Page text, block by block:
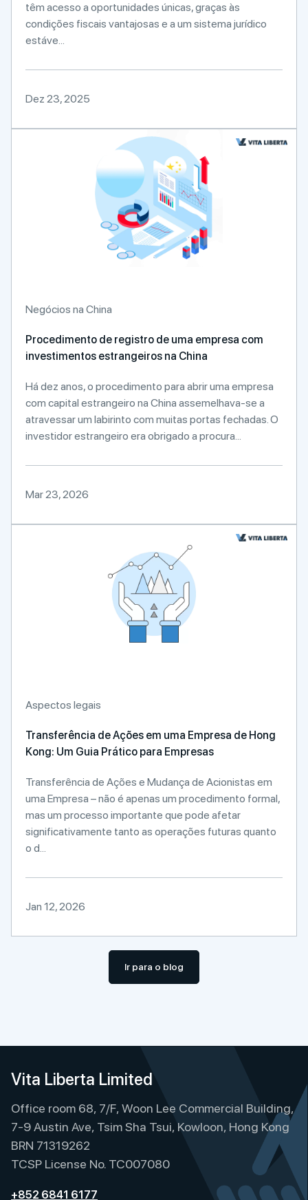
têm acesso a oportunidades únicas, graças às
condições fiscais vantajosas e a um sistema jurídico
estáve...
Dez 23, 2025
Negócios na China
Procedimento de registro de uma empresa com
investimentos estrangeiros na China
Há dez anos, o procedimento para abrir uma empresa
com capital estrangeiro na China assemelhava-se a
atravessar um labirinto com muitas portas fechadas. O
investidor estrangeiro era obrigado a procura...
Mar 23, 2026
Aspectos legais
Transferência de Ações em uma Empresa de Hong
Kong: Um Guia Prático para Empresas
Transferência de Ações e Mudança de Acionistas em
uma Empresa – não é apenas um procedimento formal,
mas um processo importante que pode afetar
significativamente tanto as operações futuras quanto
o d...
Jan 12, 2026
Ir para o blog
Vita Liberta Limited
Office room 68, 7/F, Woon Lee Commercial Building,
7-9 Austin Ave, Tsim Sha Tsui, Kowloon, Hong Kong
BRN 71319262
TCSP License No. TC007080
+852 6841 6177